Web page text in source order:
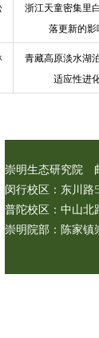
浙江天童密集里
落更新的
青藏高原淡水湖
适应性进
崇明生态研究院
闵行校区：东川路
普陀校区：中山
崇明院部：陈家